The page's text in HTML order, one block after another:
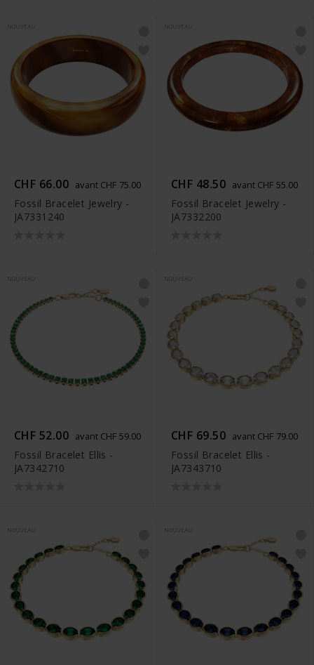
NOUVEAU
CHF 66.00 avant CHF 75.00
Fossil Bracelet Jewelry -
JA7331240
NOUVEAU
CHF 48.50 avant CHF 55.00
Fossil Bracelet Jewelry -
JA7332200
CHF 52.00 avant CHF 59.00
Fossil Bracelet Ellis -
JA7342710
CHF 69.50 avant CHF 79.00
Fossil Bracelet Ellis -
JA7343710